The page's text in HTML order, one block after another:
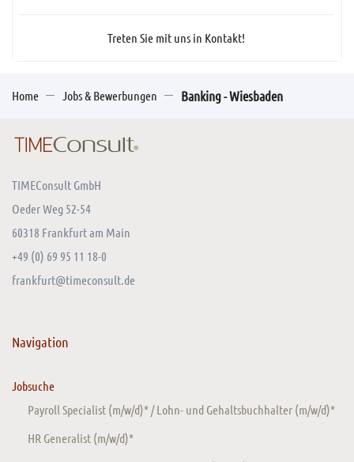
Treten Sie mit uns in Kontakt!
Home Jobs & Bewerbungen Banking - Wiesbaden
TIMEConsult GmbH
Oeder Weg 52-54
60318 Frankfurt am Main
+49 (0) 69 95 11 18-0
frankfurt@timeconsult.de
Navigation
Jobsuche
Payroll Specialist (m/w/d)* / Lohn- und Gehaltsbuchhalter (m/w/d)*
HR Generalist (m/w/d)*